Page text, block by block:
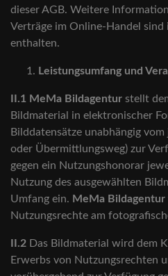
dieser AGB. Weitere
Verträge im Online-Handel sind
enthalten.
Leistungsumfang und
II.1 MeMa Bildagentur stellt
Bildmaterial in elektronischer
Bilddatensätze unabhängig
oder Übermittlungsweg) zur
gegen ein Nutzungshonorar
Nutzung des ausgewählten
Umfang ein. MeMa Bildagentur
Nutzungsrechte am
II.2 Das Bildmaterial wird dem
Erwerbs von Nutzungsrechten